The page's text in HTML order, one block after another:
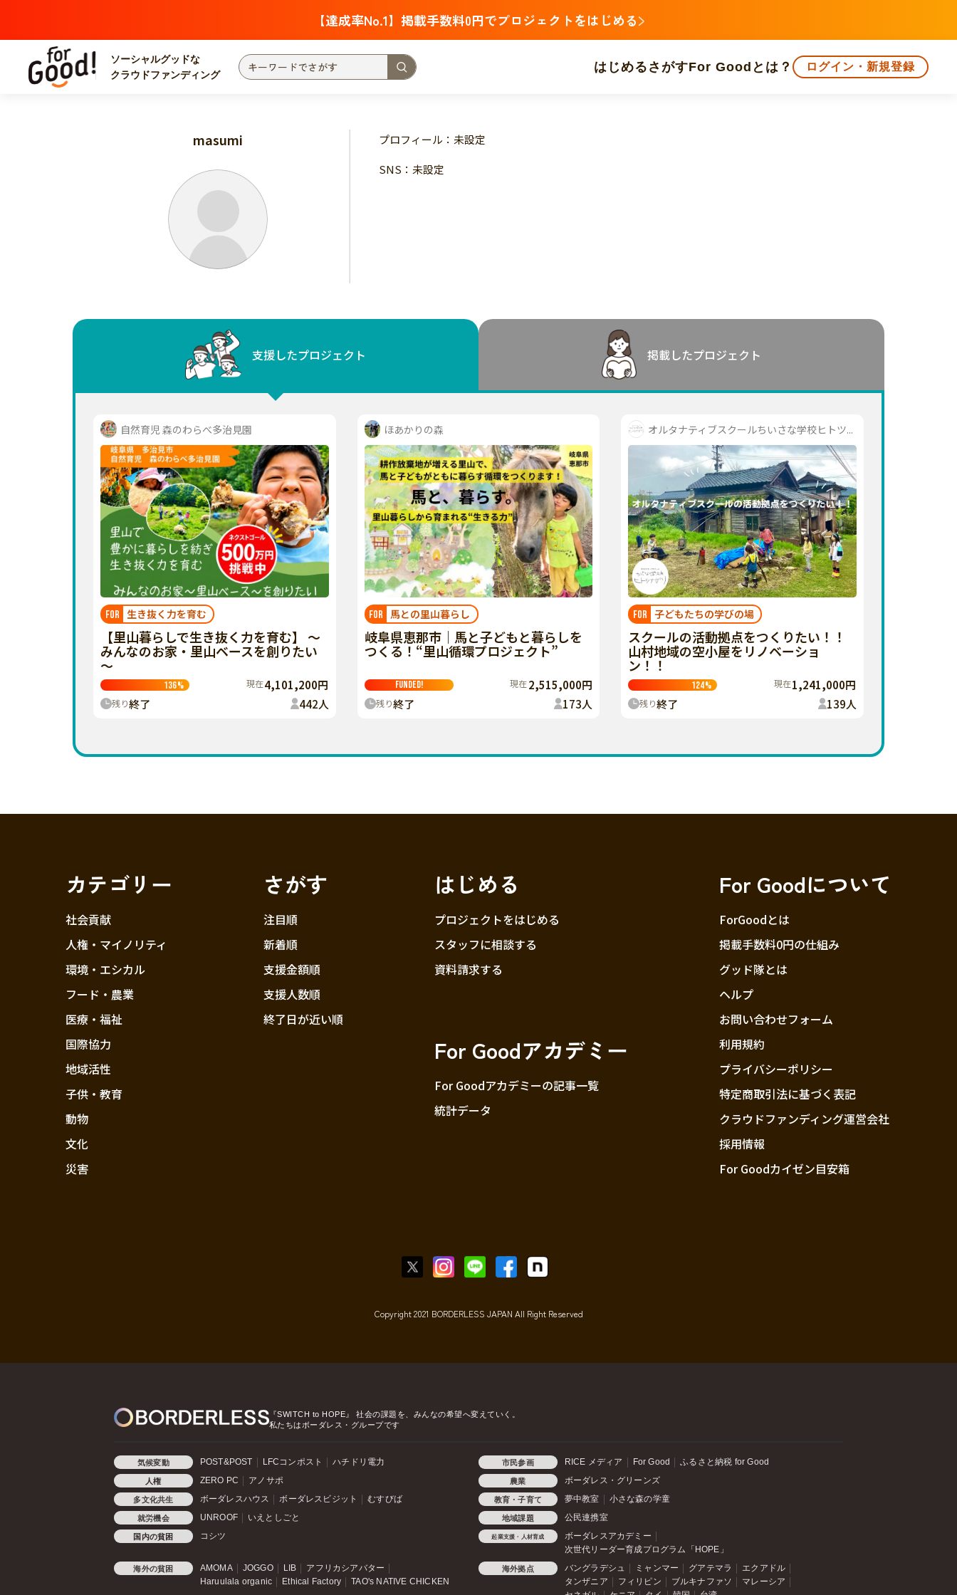
【達成率No.1】掲載手数料0円でプロジェクトをはじめる
ソーシャルグッドな
クラウドファンディング
はじめる さがすFor Goodとは？ ログイン・新規登録
注目 支援金額が多い 支援人数が多い
国際協力 子ども・教育
災害
北海道・東北
関東
新潟
中国
四国
九州・沖縄 福岡 佐賀 長崎 熊本 大分 宮崎 鹿児島 沖縄
masumi
プロフィール：未設定
SNS：未設定
支援したプロジェクト 掲載したプロジェクト
自然育児 森のわらべ多治見園
FOR 生き抜く力を育む
【里山暮らしで生き抜く力を育む】 ～
みんなのお家・里山ベースを創りたい
～
136% 現在4,101,200円
残り終了 442人
ほあかりの森
FOR 馬との里山暮らし
岐阜県恵那市｜馬と子どもと暮らしを
つくる！“里山循環プロジェクト”
FUNDED! 現在2,515,000円
残り終了 173人
オルタナティブスクールちいさな学校ヒトツ...
FOR 子どもたちの学びの場
スクールの活動拠点をつくりたい！！
山村地域の空小屋をリノベーショ
ン！！
124% 現在1,241,000円
残り終了 139人
カテゴリー
社会貢献
人権・マイノリティ
環境・エシカル
フード・農業
医療・福祉
国際協力
地域活性
子供・教育
動物
文化
災害
さがす
注目順
新着順
支援金額順
支援人数順
終了日が近い順
はじめる
プロジェクトをはじめる
スタッフに相談する
資料請求する
For Goodアカデミー
For Goodアカデミーの記事一覧
統計データ
For Goodについて
ForGoodとは
掲載手数料0円の仕組み
グッド隊とは
ヘルプ
お問い合わせフォーム
利用規約
プライバシーポリシー
特定商取引法に基づく表記
クラウドファンディング運営会社
採用情報
For Goodカイゼン目安箱
Copyright 2021 BORDERLESS JAPAN All Right Reserved
『SWITCH to HOPE』
社会の課題を、みんなの希望へ変えていく。
私たちはボーダレス・グループです
気候変動 POST&POST LFCコンポスト ハチドリ電力 市民参画 RICE メディア For Good ふるさと納税 for Good
人権 ZERO PC アノサポ 農業 ボーダレス・グリーンズ
多文化共生 ボーダレスハウス ボーダレスビジット むすびば 教育・子育て 夢中教室 小さな森の学童
就労機会 UNROOF いえとしごと 地域課題 公民連携室
国内の貧困 コシツ 起業支援・人材育成
ボーダレスアカデミー
次世代リーダー育成プログラム「HOPE」
海外の貧困 AMOMA JOGGO LIB
アフリカシアバター
Haruulala organic
Ethical Factory TAO's NATIVE CHICKEN
海外拠点 バングラデシュ ミャンマー グアテマラ
エクアドル
タンザニア
フィリピン ブルキナファソ
マレーシア